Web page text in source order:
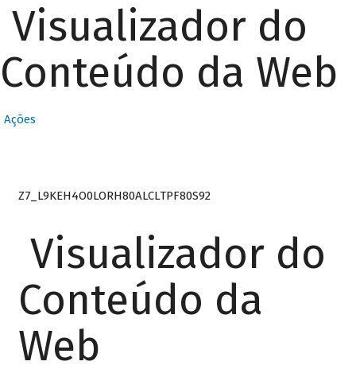
Visualizador do
Conteúdo da Web
Ações
Z7_L9KEH4O0LORH80ALCLTPF80S92
Visualizador do
Conteúdo da
Web